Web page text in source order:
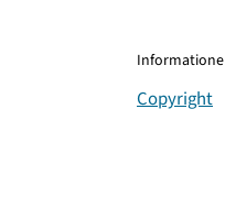
Copyright